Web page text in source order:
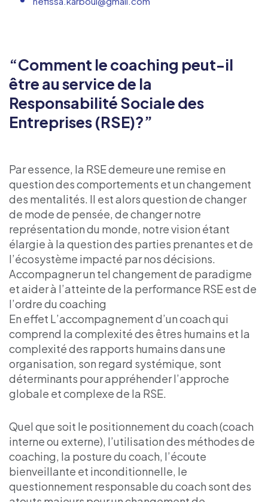
“Comment le coaching peut-il
être au service de la
Responsabilité Sociale des
Entreprises (RSE)?”
Par essence, la RSE demeure une remise en
question des comportements et un changement
des mentalités. Il est alors question de changer
de mode de pensée, de changer notre
représentation du monde, notre vision étant
élargie à la question des parties prenantes et de
l’écosystème impacté par nos décisions.
Accompagner un tel changement de paradigme
et aider à l’atteinte de la performance RSE est de
l’ordre du coaching
En effet L’accompagnement d’un coach qui
comprend la complexité des êtres humains et la
complexité des rapports humains dans une
organisation, son regard systémique, sont
déterminants pour appréhender l’approche
globale et complexe de la RSE.
Quel que soit le positionnement du coach (coach
interne ou externe), l’utilisation des méthodes de
coaching, la posture du coach, l’écoute
bienveillante et inconditionnelle, le
questionnement responsable du coach sont des